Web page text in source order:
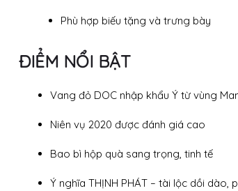
Phù hợp biếu tặng và trưng bày
ĐIỂM NỔI BẬT
Vang đỏ DOC nhập khẩu Ý từ vùng
Niên vụ 2020 được đánh giá cao
Bao bì hộp quà sang trọng, tinh tế
Ý nghĩa THỊNH PHÁT – tài lộc dồi